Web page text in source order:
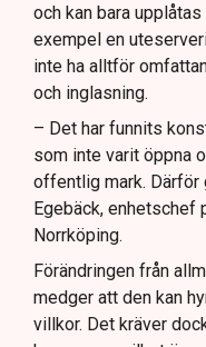
och kan bara
exempel en
inte ha alltför
och inglasning.
– Det har funnits
som inte varit öppna
offentlig mark. Därför
Egebäck,
Norrköping.
Förändringen från
medger att den kan
villkor. Det kräver